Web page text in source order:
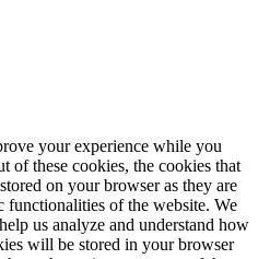
your experience while you
of these cookies, the cookies that
on your browser as they are
functionalities of the website. We
us analyze and understand how
will be stored in your browser